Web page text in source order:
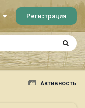
Регистрация
Активность